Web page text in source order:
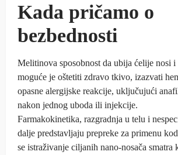
Kada pričamo o
bezbednosti
Melitinova sposobnost da ubija ćelije
moguće je oštetiti zdravo tkivo, izazvati
opasne alergijske reakcije, uključujući
nakon jednog uboda ili injekcije.
Farmakokinetika, razgradnja u telu i
dalje predstavljaju prepreke za primenu
se istraživanje ciljanih nano‑nosača smatra